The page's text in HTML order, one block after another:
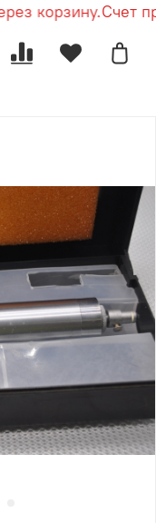
корзину.Счет